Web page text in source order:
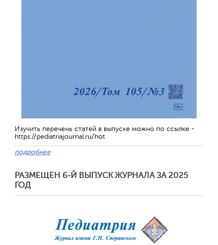
Изучить перечень статей в выпуске можно по ссылке -
https://pediatriajournal.ru/hot
подробнее
РАЗМЕЩЕН 6-Й ВЫПУСК ЖУРНАЛА ЗА 2025
ГОД